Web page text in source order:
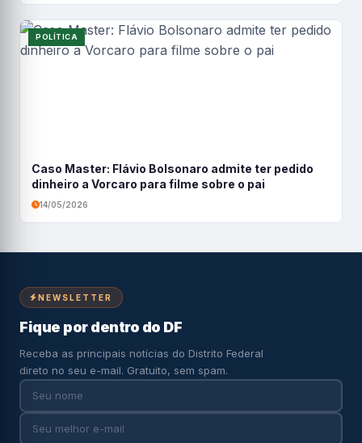
POLÍTICA
Caso Master: Flávio Bolsonaro admite ter pedido
dinheiro a Vorcaro para filme sobre o pai
14/05/2026
NEWSLETTER
Fique por dentro do DF
Receba as principais notícias do Distrito Federal
direto no seu e-mail. Gratuito, sem spam.